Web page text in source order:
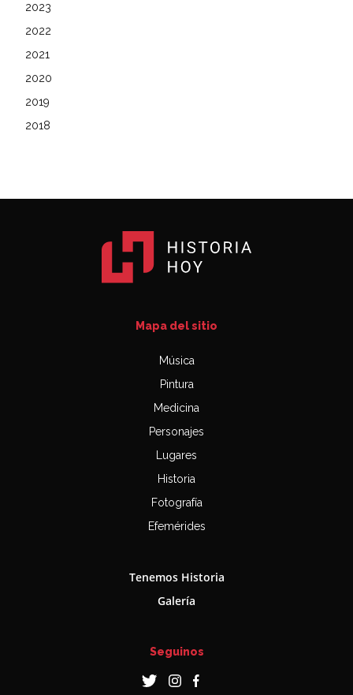
2023
2022
2021
2020
2019
2018
Mapa del sitio
Música
Pintura
Medicina
Personajes
Lugares
Historia
Fotografía
Efemérides
Tenemos Historia
Galería
Seguinos